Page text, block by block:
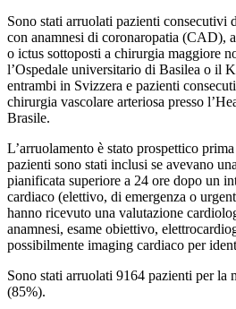
Sono stati arruolati pazienti consecutivi
con anamnesi di coronaropatia (CAD),
o ictus sottoposti a chirurgia maggiore
l’Ospedale universitario di Basilea o il
entrambi in Svizzera e pazienti
chirurgia vascolare arteriosa presso
Brasile.
L’arruolamento è stato prospettico
pazienti sono stati inclusi se avevano
pianificata superiore a 24 ore dopo un
cardiaco (elettivo, di emergenza o
hanno ricevuto una valutazione
anamnesi, esame obiettivo,
possibilmente imaging cardiaco per
Sono stati arruolati 9164 pazienti per la
(85%).